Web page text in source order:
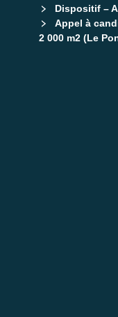
Dispositif –
Appel à
2 000 m2 (Le